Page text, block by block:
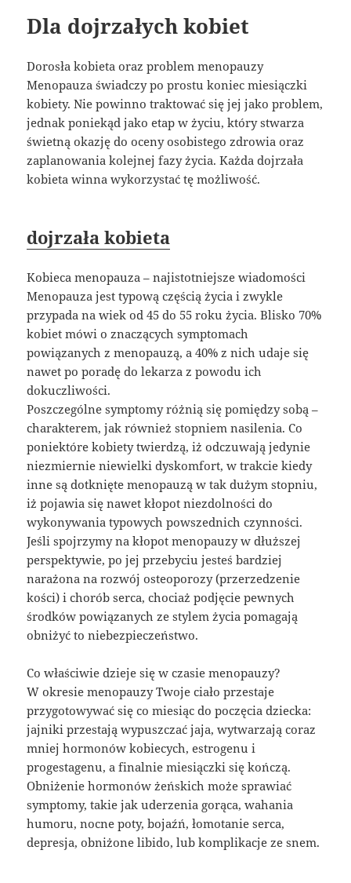
Dla dojrzałych kobiet
Dorosła kobieta oraz problem menopauzy
Menopauza świadczy po prostu koniec miesiączki
kobiety. Nie powinno traktować się jej jako problem,
jednak poniekąd jako etap w życiu, który stwarza
świetną okazję do oceny osobistego zdrowia oraz
zaplanowania kolejnej fazy życia. Każda dojrzała
kobieta winna wykorzystać tę możliwość.
dojrzała kobieta
Kobieca menopauza – najistotniejsze wiadomości
Menopauza jest typową częścią życia i zwykle
przypada na wiek od 45 do 55 roku życia. Blisko 70%
kobiet mówi o znaczących symptomach
powiązanych z menopauzą, a 40% z nich udaje się
nawet po poradę do lekarza z powodu ich
dokuczliwości.
Poszczególne symptomy różnią się pomiędzy sobą –
charakterem, jak również stopniem nasilenia. Co
poniektóre kobiety twierdzą, iż odczuwają jedynie
niezmiernie niewielki dyskomfort, w trakcie kiedy
inne są dotknięte menopauzą w tak dużym stopniu,
iż pojawia się nawet kłopot niezdolności do
wykonywania typowych powszednich czynności.
Jeśli spojrzymy na kłopot menopauzy w dłuższej
perspektywie, po jej przebyciu jesteś bardziej
narażona na rozwój osteoporozy (przerzedzenie
kości) i chorób serca, chociaż podjęcie pewnych
środków powiązanych ze stylem życia pomagają
obniżyć to niebezpieczeństwo.
Co właściwie dzieje się w czasie menopauzy?
W okresie menopauzy Twoje ciało przestaje
przygotowywać się co miesiąc do poczęcia dziecka:
jajniki przestają wypuszczać jaja, wytwarzają coraz
mniej hormonów kobiecych, estrogenu i
progestagenu, a finalnie miesiączki się kończą.
Obniżenie hormonów żeńskich może sprawiać
symptomy, takie jak uderzenia gorąca, wahania
humoru, nocne poty, bojaźń, łomotanie serca,
depresja, obniżone libido, lub komplikacje ze snem.